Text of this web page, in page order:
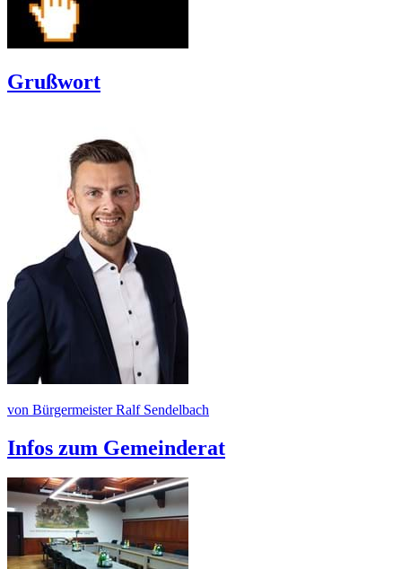
Grußwort
von Bürgermeister Ralf Sendelbach
Infos zum Gemeinderat